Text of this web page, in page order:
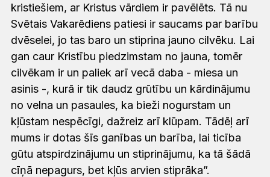
kristiešiem, ar Kristus vārdiem ir pavēlēts. Tā nu
Svētais Vakarēdiens patiesi ir saucams par barību
dvēselei, jo tas baro un stiprina jauno cilvēku. Lai
gan caur Kristību piedzimstam no jauna, tomēr
cilvēkam ir un paliek arī vecā daba - miesa un
asinis -, kurā ir tik daudz grūtību un kārdinājumu
no velna un pasaules, ka bieži nogurstam un
kļūstam nespēcīgi, dažreiz arī klūpam. Tādēļ arī
mums ir dotas šīs ganības un barība, lai ticība
gūtu atspirdzinājumu un stiprinājumu, ka tā šādā
cīņā nepagurs, bet kļūs arvien stiprāka”.